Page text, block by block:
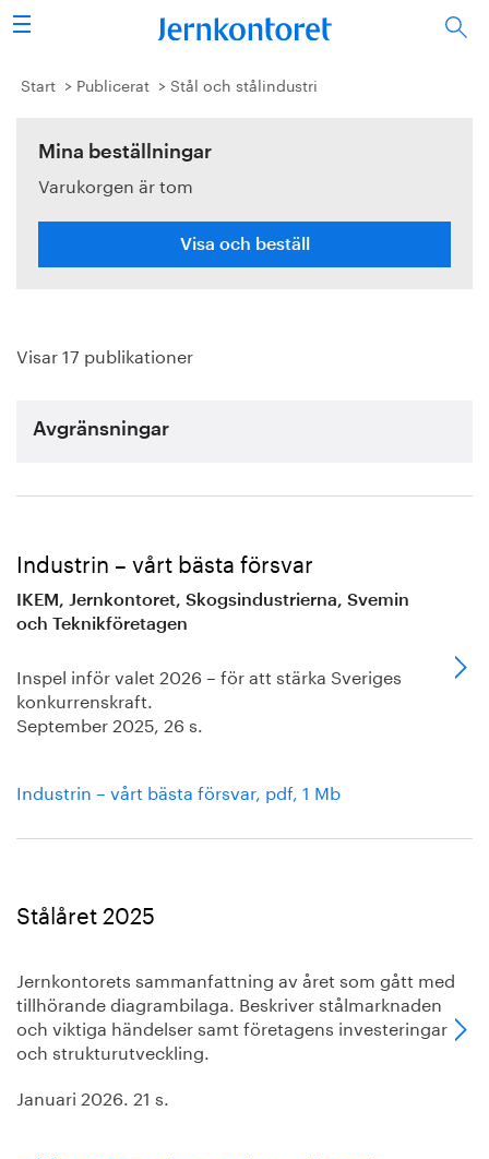
Sök
Stålindustrin
Vision 2050
Forskning/utbildning
Publicerat
Start Publicerat Stål och stålindustri
Mina beställningar
Varukorgen är tom
Visa och beställ
Visar 17 publikationer
Avgränsningar
Industrin – vårt bästa försvar
IKEM, Jernkontoret, Skogsindustrierna, Svemin
och Teknikföretagen
Inspel inför valet 2026 – för att stärka Sveriges
konkurrenskraft.
September 2025, 26 s.
Industrin – vårt bästa försvar, pdf, 1 Mb
Stålåret 2025
Jernkontorets sammanfattning av året som gått med
tillhörande diagrambilaga. Beskriver stålmarknaden
och viktiga händelser samt företagens investeringar
och strukturutveckling.
Januari 2026. 21 s.